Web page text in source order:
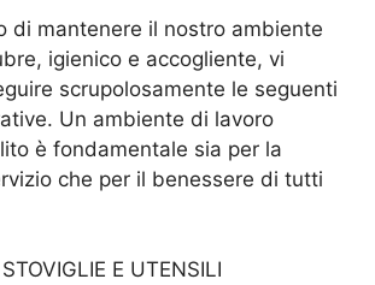
di mantenere il nostro ambiente
igienico e accogliente, vi
scrupolosamente le seguenti
Un ambiente di lavoro
è fondamentale sia per la
che per il benessere di tutti
E UTENSILI